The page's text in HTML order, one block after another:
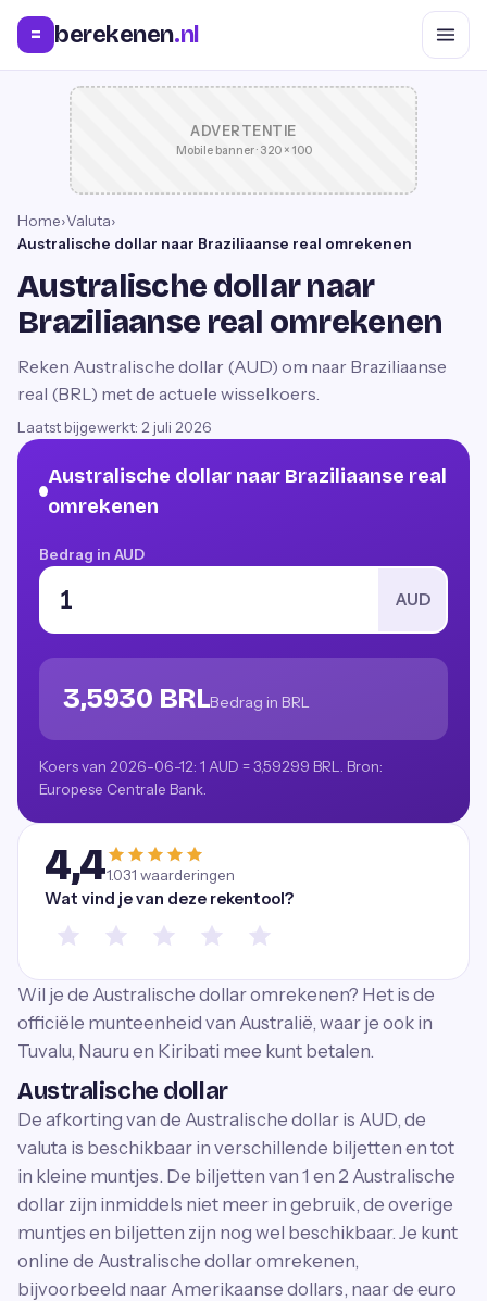
= berekenen.nl
ADVERTENTIE
Mobile banner · 320 × 100
Home›Valuta›
Australische dollar naar Braziliaanse real omrekenen
Australische dollar naar
Braziliaanse real omrekenen
Reken Australische dollar (AUD) om naar Braziliaanse
real (BRL) met de actuele wisselkoers.
Laatst bijgewerkt: 2 juli 2026
Australische dollar naar Braziliaanse real
omrekenen
Bedrag in AUD
AUD
3,5930 BRLBedrag in BRL
Koers van 2026-06-12: 1 AUD = 3,59299 BRL. Bron:
Europese Centrale Bank.
4,41.031 waarderingen
Wat vind je van deze rekentool?
Wil je de Australische dollar omrekenen? Het is de
officiële munteenheid van Australië, waar je ook in
Tuvalu, Nauru en Kiribati mee kunt betalen.
Australische dollar
De afkorting van de Australische dollar is AUD, de
valuta is beschikbaar in verschillende biljetten en tot
in kleine muntjes. De biljetten van 1 en 2 Australische
dollar zijn inmiddels niet meer in gebruik, de overige
muntjes en biljetten zijn nog wel beschikbaar. Je kunt
online de Australische dollar omrekenen,
bijvoorbeeld naar Amerikaanse dollars, naar de euro